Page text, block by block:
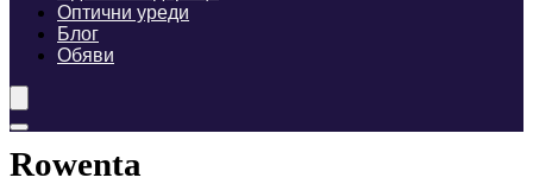
Оптични уреди
Блог
Обяви
Rowenta